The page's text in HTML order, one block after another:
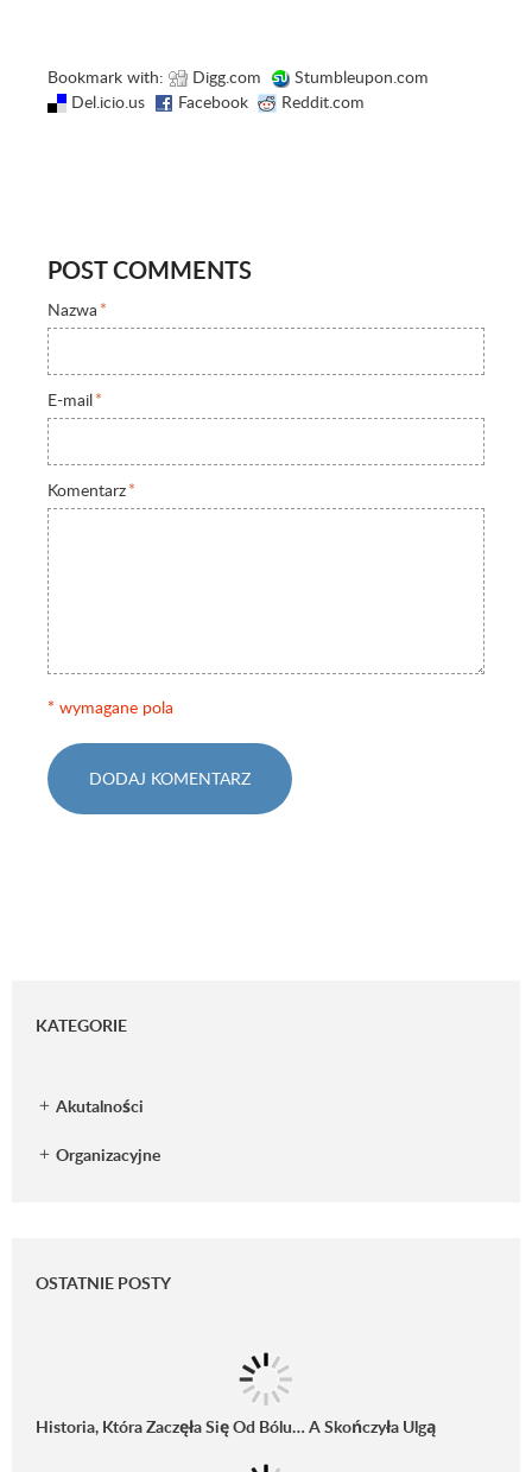
Bookmark with: Digg.com
Stumbleupon.com
Del.icio.us
Facebook Reddit.com
POST COMMENTS
Nazwa *
E-mail*
Komentarz*
* wymagane pola
DODAJ KOMENTARZ
KATEGORIE
Akutalności
Organizacyjne
OSTATNIE POSTY
Historia, Która Zaczęła Się Od Bólu… A Skończyła Ulgą